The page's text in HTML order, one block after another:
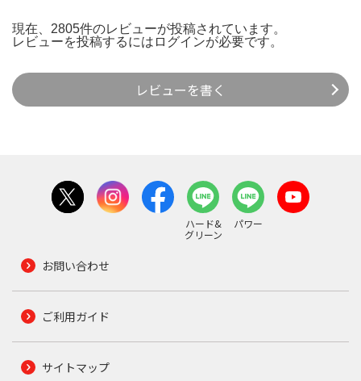
現在、2805件のレビューが投稿されています。
レビューを投稿するには ログインが必要です。
レビューを書く
ハード&
グリーン
パワー
お問い合わせ
ご利用ガイド
サイトマップ